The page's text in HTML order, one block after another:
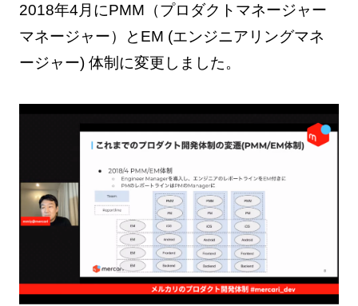
2018年4月にPMM（プロダクトマネージャー
マネージャー）とEM (エンジニアリングマネ
ージャー) 体制に変更しました。